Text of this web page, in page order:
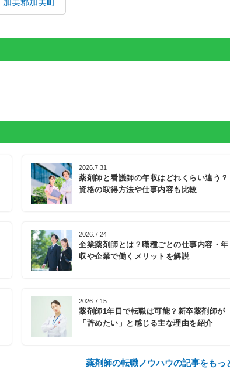
加美郡加美町
2026.7.31
薬剤師と看護師の年収はどれくらい違う？
資格の取得方法や仕事内容も比較
2026.7.24
企業薬剤師とは？職種ごとの仕事内容・年
収や企業で働くメリットを解説
2026.7.15
薬剤師1年目で転職は可能？新卒薬剤師が
「辞めたい」と感じる主な理由を紹介
薬剤師の転職ノウハウの記事をもっ